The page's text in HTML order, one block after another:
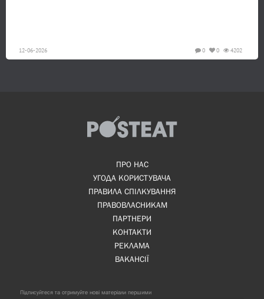
12-06-2026 4202
0
0
ПРО НАС
УГОДА КОРИСТУВАЧА
ПРАВИЛА СПІЛКУВАННЯ
ПРАВОВЛАСНИКАМ
ПАРТНЕРИ
КОНТАКТИ
РЕКЛАМА
ВАКАНСІЇ
Підписуйтеся та отримуйте нові матеріали першими